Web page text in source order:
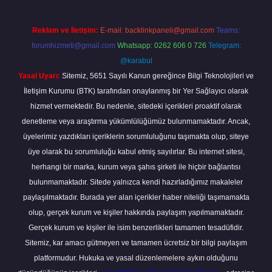
Reklam ve İletişim: E-mail: backlinkpaneli@gmail.com Teams:
forumhizmeti@gmail.com Whatsapp: 0262 606 0 726 Telegram:
@karabul
Yasal Uyarı: Sitemiz, 5651 Sayılı Kanun gereğince Bilgi Teknolojileri ve
İletişim Kurumu (BTK) tarafından onaylanmış bir Yer Sağlayıcı olarak
hizmet vermektedir. Bu nedenle, sitedeki içerikleri proaktif olarak
denetleme veya araştırma yükümlülüğümüz bulunmamaktadır. Ancak,
üyelerimiz yazdıkları içeriklerin sorumluluğunu taşımakta olup, siteye
üye olarak bu sorumluluğu kabul etmiş sayılırlar. Bu internet sitesi,
herhangi bir marka, kurum veya şahıs şirketi ile hiçbir bağlantısı
bulunmamaktadır. Sitede yalnızca kendi hazırladığımız makaleler
paylaşılmaktadır. Burada yer alan içerikler haber niteliği taşımamakta
olup, gerçek kurum ve kişiler hakkında paylaşım yapılmamaktadır.
Gerçek kurum ve kişiler ile isim benzerlikleri tamamen tesadüfidir.
Sitemiz, kar amacı gütmeyen ve tamamen ücretsiz bir bilgi paylaşım
platformudur. Hukuka ve yasal düzenlemelere aykırı olduğunu